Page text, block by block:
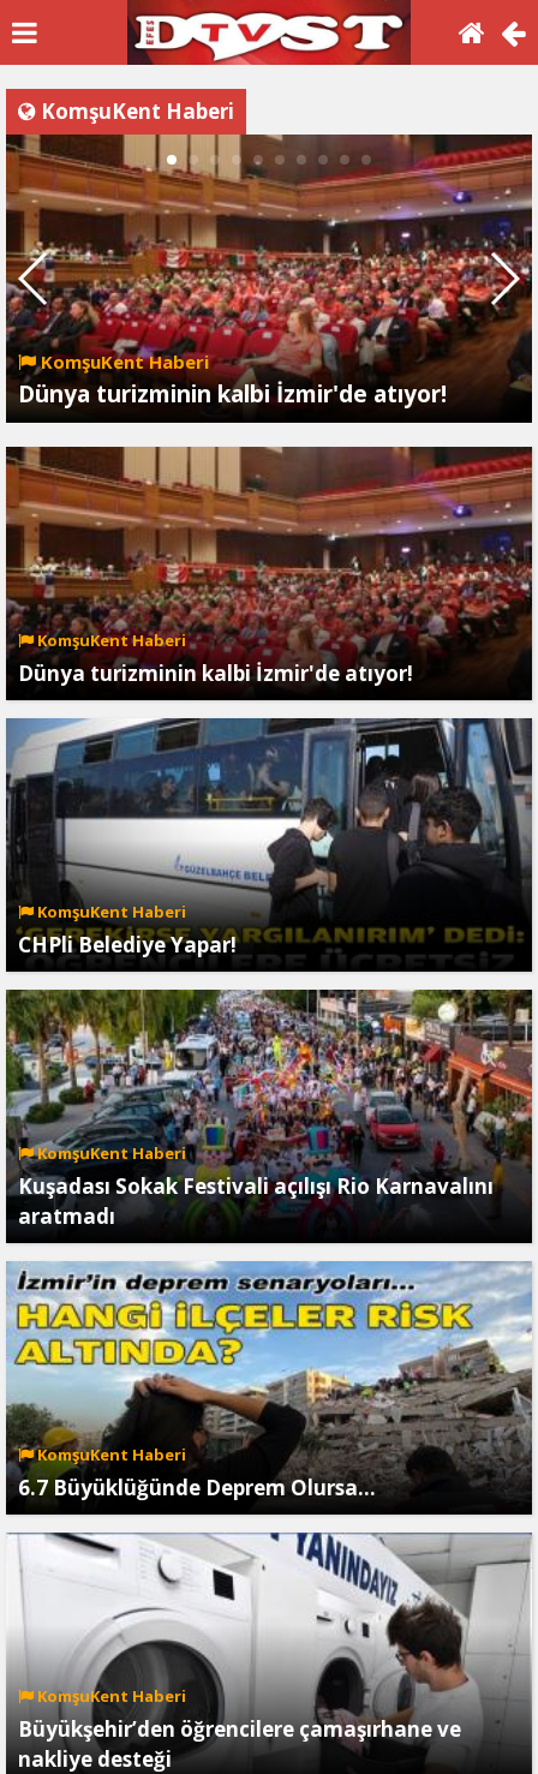
KomşuKent Haberi
KomşuKent Haberi
Dünya turizminin kalbi İzmir'de atıyor!
KomşuKent Haberi
Dünya turizminin kalbi İzmir'de atıyor!
KomşuKent Haberi
CHPli Belediye Yapar!
KomşuKent Haberi
Kuşadası Sokak Festivali açılışı Rio Karnavalını
aratmadı
KomşuKent Haberi
6.7 Büyüklüğünde Deprem Olursa…
KomşuKent Haberi
Büyükşehir’den öğrencilere çamaşırhane ve
nakliye desteği